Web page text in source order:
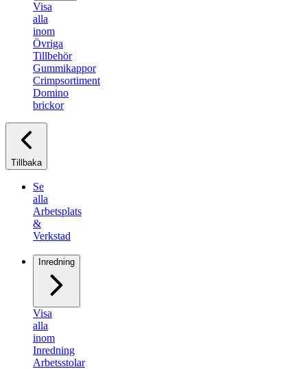
Visa
alla
inom
Övriga
Tillbehör
Gummikappor
Crimpsortiment
Domino
brickor
Tillbaka
Se
alla
Arbetsplats
&
Verkstad
Inredning
Visa
alla
inom
Inredning
Arbetsstolar